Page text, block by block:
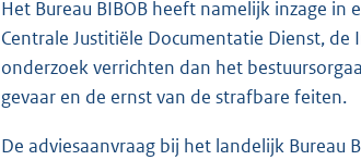
Het Bureau BIBOB heeft namelijk inzage
Centrale Justitiële Documentatie Dienst,
onderzoek verrichten dan het
gevaar en de ernst van de strafbare feiten.
De adviesaanvraag bij het landelijk Bureau